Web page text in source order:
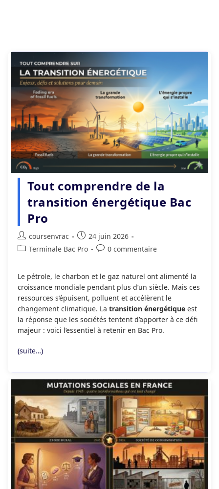
Tout comprendre de la
transition énergétique Bac
Pro
Auteur/autrice
de
coursenvrac
Publication
publiée :
24 juin 2026
PostTerminale Bac Pro
Commentaires
publication :
0 commentaire
Le pétrole, le charbon et le gaz naturel ont alimenté la
croissance mondiale pendant plus d’un siècle. Mais ces
ressources s’épuisent, polluent et accélèrent le
changement climatique. La transition énergétiqueest
la réponse que les sociétés tentent d’apporter à ce défi
majeur : voici l’essentiel à retenir en Bac Pro.
(suite…)